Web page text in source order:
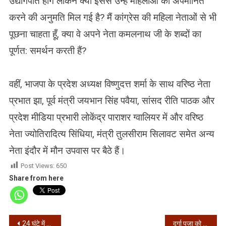
करने की अनुमति मिल गई है? मैं कांग्रेस की महिला नेताओं से भी
पूछना चाहता हूँ, क्या वे अपने नेता कमलनाथ जी के शब्दों का
पूर्णत: समर्थन करती हैं?
वहीं, भाजपा के प्रदेश अध्यक्ष विष्णुदत्त शर्मा के साथ वरिष्ठ नेता
प्रभात झा, पूर्व मंत्री जयभान सिंह पवैया, सांसद रीति पाठक और
प्रदेश मीडिया प्रभारी लोकेंद्र पाराशर ग्वालियर में और वरिष्ठ
नेता ज्योतिरादित्य सिंधिया, मंत्री तुलसीराम सिलावट समेत अन्य
नेता इंदौर में मौन उपवास पर बैठे हैं।
Post Views: 650
Share from here
24 घंटे में देश मे 55,722 कोरोना संक्रमित, 66,399 हुए ठीक